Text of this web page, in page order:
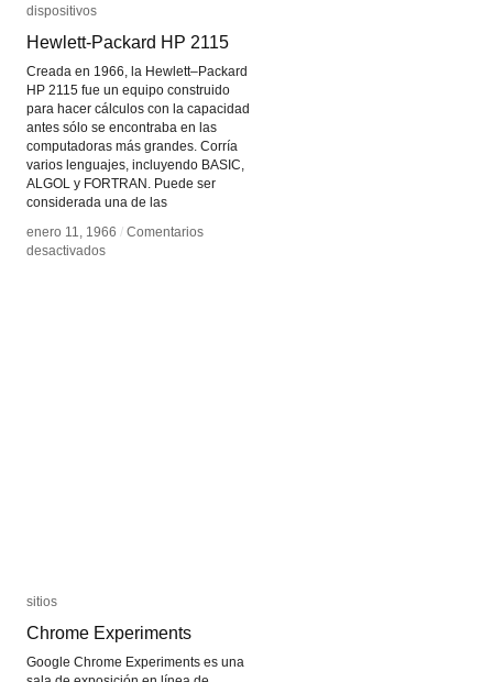
dispositivos
Hewlett-Packard HP 2115
Creada en 1966, la Hewlett–Packard
HP 2115 fue un equipo construido
para hacer cálculos con la capacidad
antes sólo se encontraba en las
computadoras más grandes. Corría
varios lenguajes, incluyendo BASIC,
ALGOL y FORTRAN. Puede ser
considerada una de las
enero 11, 1966 / Comentarios
desactivadosen
dispositivos
Hewlett-Packard HP 2115
enero 11, 1966 / Comentarios
desactivadosen
sitios
Chrome Experiments
Google Chrome Experiments es una
sitios
Chrome Experiments